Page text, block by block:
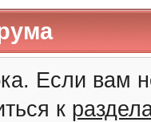
Если вам
к